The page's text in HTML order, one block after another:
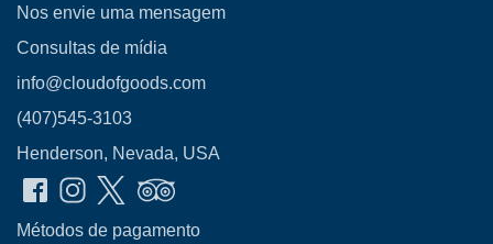
Nos envie uma mensagem
Consultas de mídia
info@cloudofgoods.com
(407)545-3103
Henderson, Nevada, USA
Métodos de pagamento